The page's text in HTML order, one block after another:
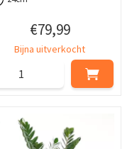
€79,99
Bijna uitverkocht